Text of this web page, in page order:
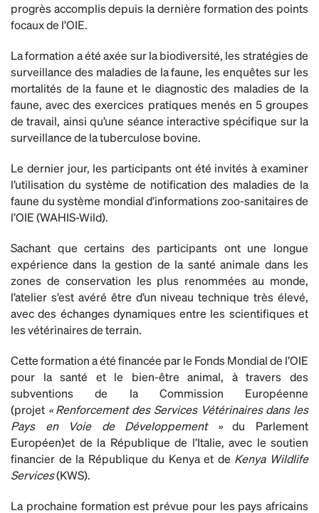
progrès accomplis depuis la dernière formation des points
focaux de l’OIE.
La formation a été axée sur la biodiversité, les stratégies de
surveillance des maladies de la faune, les enquêtes sur les
mortalités de la faune et le diagnostic des maladies de la
faune, avec des exercices pratiques menés en 5 groupes
de travail, ainsi qu’une séance interactive spécifique sur la
surveillance de la tuberculose bovine.
Le dernier jour, les participants ont été invités à examiner
l’utilisation du système de notification des maladies de la
faune du système mondial d’informations zoo-sanitaires de
l’OIE (WAHIS-Wild).
Sachant que certains des participants ont une longue
expérience dans la gestion de la santé animale dans les
zones de conservation les plus renommées au monde,
l’atelier s’est avéré être d’un niveau technique très élevé,
avec des échanges dynamiques entre les scientifiques et
les vétérinaires de terrain.
Cette formation a été financée par le Fonds Mondial de l’OIE
pour la santé et le bien-être animal, à travers des
subventions de la Commission Européenne
(projet « Renforcement des Services Vétérinaires dans les
Pays en Voie de Développement »du Parlement
Européen)et de la République de l’Italie, avec le soutien
financier de la République du Kenya et de Kenya Wildlife
Services(KWS).
La prochaine formation est prévue pour les pays africains